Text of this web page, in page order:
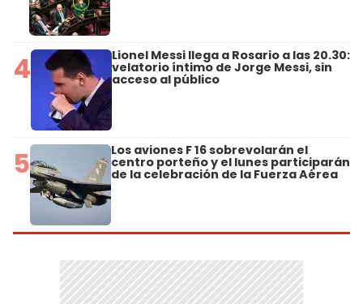
4 Lionel Messi llega a Rosario a las 20.30:
velatorio íntimo de Jorge Messi, sin
acceso al público
5 Los aviones F 16 sobrevolarán el
centro porteño y el lunes participarán
de la celebración de la Fuerza Aérea